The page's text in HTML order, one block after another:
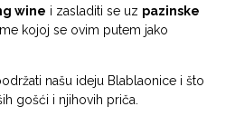
wine i zasladiti se uz pazinske
kojoj se ovim putem jako
našu ideju Blablaonice i što
gošći i njihovih priča.